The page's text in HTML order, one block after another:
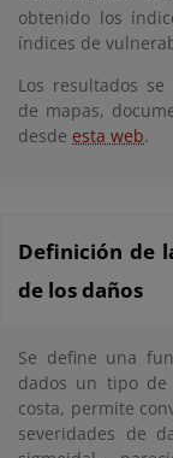
obtenido los
índices de
Los resultados
de mapas,
desde esta web.
Definición de
de los daños
Se define una
dados un tipo
costa, permite
severidades de